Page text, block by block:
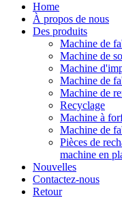
Home
À propos de nous
Des produits
Machine de
Machine de
Machine
Machine de
Machine de
Recyclage
Machine à
Machine de
Pièces de
machine en
Nouvelles
Contactez-nous
Retour